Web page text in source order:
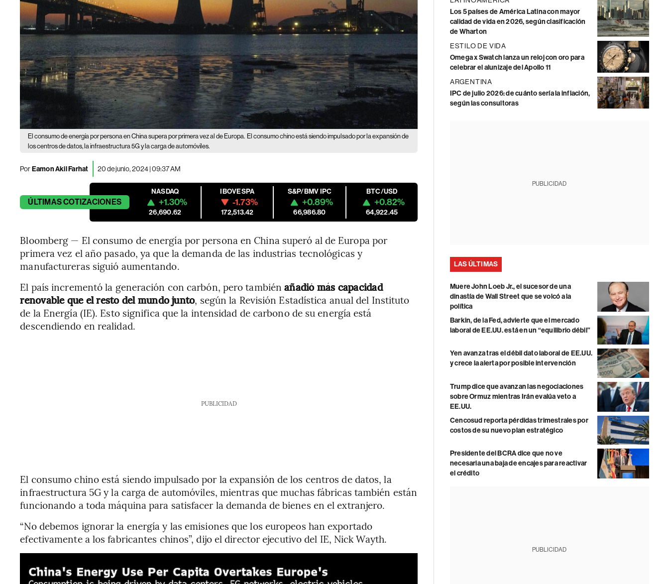
El consumo de energía por persona en China supera por primera vez al de Europa. El consumo chino está siendo impulsado por la expansión de
los centros de datos, la infraestructura 5G y la carga de automóviles.
PorEamon Akil Farhat 20 de junio, 2024 | 09:37 AM
ÚLTIMASCOTIZACIONES
NASDAQ
+1.30%
26,690.62
IBOVESPA
-1.73%
172,513.42
S&P/BMV IPC
+0.89%
66,986.80
BTC/USD
+0.82%
64,922.45
Bloomberg — El consumo de energía por persona en China superó al de Europa por
primera vez el año pasado, ya que la demanda de las industrias tecnológicas y
manufactureras siguió aumentando.
El país incrementó la generación con carbón, pero tambiénañadió más capacidad
renovable que el resto del mundo junto, según la Revisión Estadística anual del Instituto
de la Energía (IE). Esto significa que la intensidad de carbono de su energía está
descendiendo en realidad.
PUBLICIDAD
El consumo chino está siendo impulsado por la expansión de los centros de datos, la
infraestructura 5G y la carga de automóviles, mientras que muchas fábricas también están
funcionando a toda máquina para satisfacer la demanda de bienes en el extranjero.
“No debemos ignorar la energía y las emisiones que los europeos han exportado
efectivamente a los fabricantes chinos”, dijo el director ejecutivo del IE, Nick Wayth.
Los 5 países de América Latina con mayor
calidad de vida en 2026, según clasificación
de Wharton
ESTILO DE VIDA
Omega x Swatch lanza un reloj con oro para
celebrar el alunizaje del Apollo 11
ARGENTINA
IPC de julio 2026: de cuánto sería la inflación,
según las consultoras
PUBLICIDAD
LAS ÚLTIMAS
Muere John Loeb Jr., el sucesor de una
dinastía de Wall Street que se volcó a la
política
Barkin, de la Fed, advierte que el mercado
laboral de EE.UU. está en un “equilibrio débil”
Yen avanza tras el débil dato laboral de EE.UU.
y crece la alerta por posible intervención
Trump dice que avanzan las negociaciones
sobre Ormuz mientras Irán evalúa veto a
EE.UU.
Cencosud reporta pérdidas trimestrales por
costos de su nuevo plan estratégico
Presidente del BCRA dice que no ve
necesaria una baja de encajes para reactivar
el crédito
PUBLICIDAD